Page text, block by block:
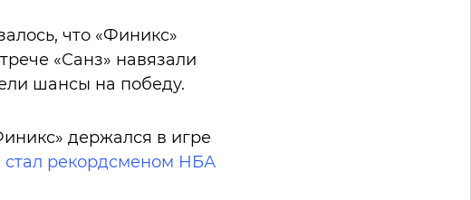
что «Финикс»
«Санз» навязали
шансы на победу.
держался в игре
стал рекордсменом НБА